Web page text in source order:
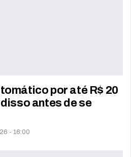
por até R$ 20
antes de se
- 16:00